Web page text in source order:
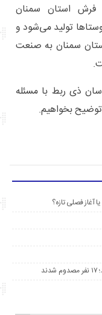
فرش استان سمنان
درصد آن در روستاها تولید می‌شود و
سمنان به صنعت
ذی ربط با مسئله
توضیح بخواهیم.
فصلی تازه؟